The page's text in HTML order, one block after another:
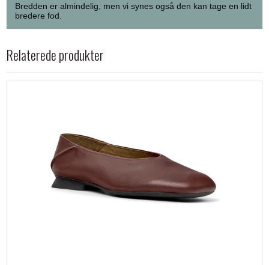
Bredden er almindelig, men vi synes også den kan tage en lidt
bredere fod.
Relaterede produkter